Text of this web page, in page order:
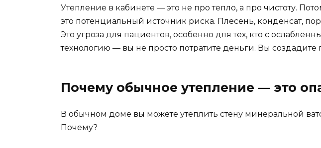
Утепление в кабинете — это не про тепло, а про чистоту.
это потенциальный источник риска. Плесень, конденсат,
Это угроза для пациентов, особенно для тех, кто с
технологию — вы не просто потратите деньги. Вы
Почему обычное утепление — это
В обычном доме вы можете утеплить стену минеральной
Почему?